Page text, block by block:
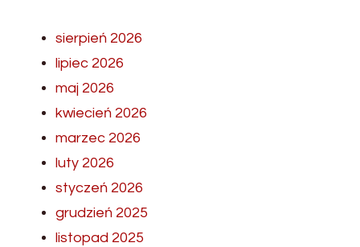
sierpień 2026
lipiec 2026
maj 2026
kwiecień 2026
marzec 2026
luty 2026
styczeń 2026
grudzień 2025
listopad 2025